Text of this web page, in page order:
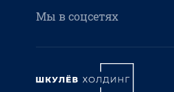
Мы в соцсетях